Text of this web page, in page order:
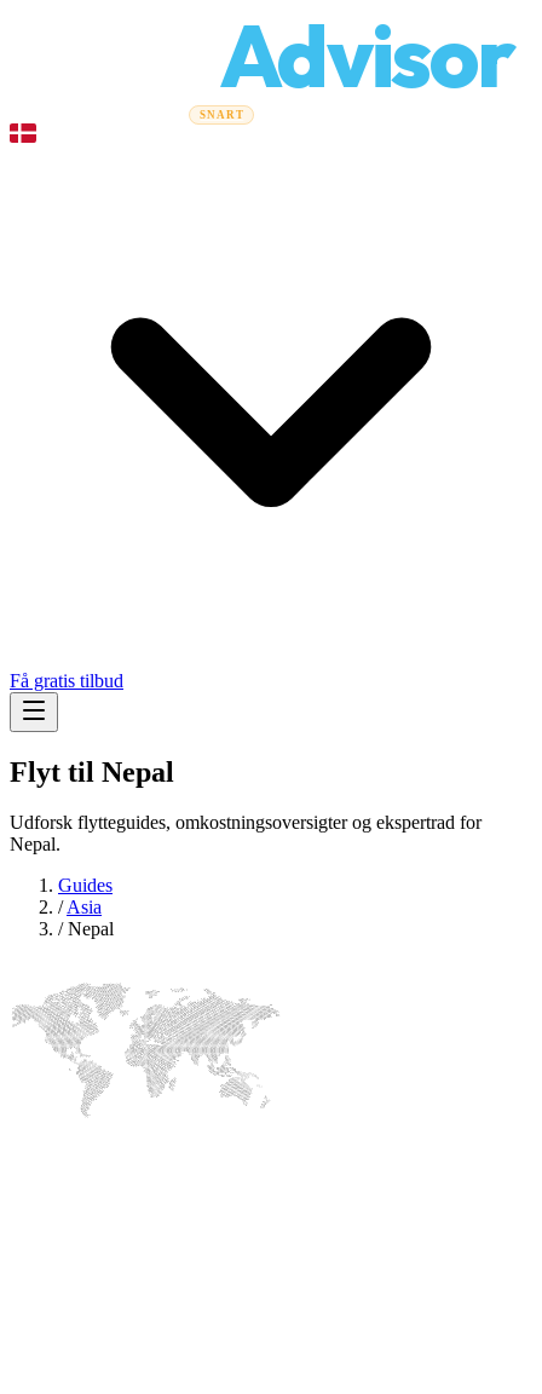
Advisor
Flyttefirmaer SNART
Få gratis tilbud
Flyt til Nepal
Udforsk flytteguides, omkostningsoversigter og ekspertrad for
Nepal.
Guides
/Asia
/Nepal